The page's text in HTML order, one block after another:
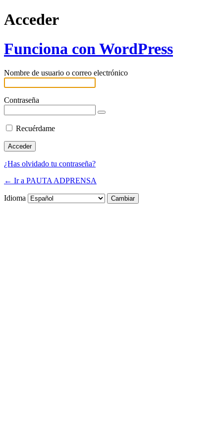
Acceder
Funciona con WordPress
Nombre de usuario o correo electrónico
Contraseña
Recuérdame
¿Has olvidado tu contraseña?
← Ir a PAUTA ADPRENSA
Idioma